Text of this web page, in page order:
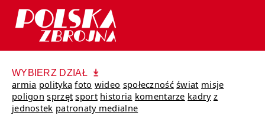
WYBIERZ DZIAŁ
armia polityka foto wideo społeczność świat misje
poligon sprzęt sport historia komentarze kadry z
jednostek patronaty medialne